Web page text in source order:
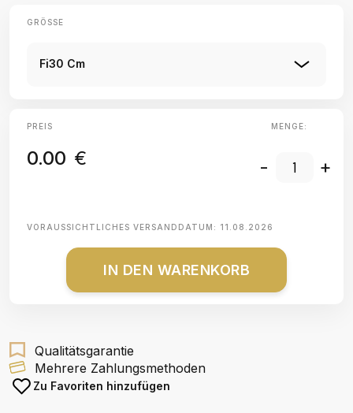
GRÖSSE
Fi30 Cm
PREIS
0.00 €
MENGE:
- +
VORAUSSICHTLICHES VERSANDDATUM: 11.08.2026
IN DEN WARENKORB
Qualitätsgarantie
Mehrere Zahlungsmethoden
Zu Favoriten hinzufügen